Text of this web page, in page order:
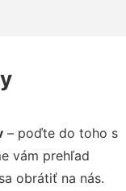
– poďte do toho s
vám prehľad
obrátiť na nás.